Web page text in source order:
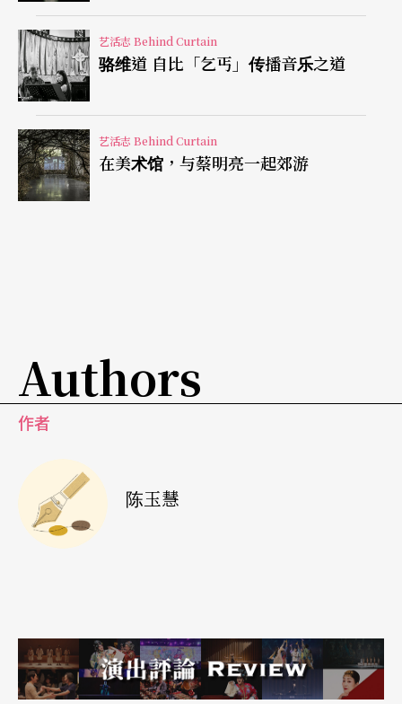
当然， 我后来也非常喜欢姬兰为威廉．佛塞（Willia
m Forsythe）演出的作品， 只要她在舞台上，我很
难不注意她，谁有那么长的腿，几乎像体操选手般
的精准度，完美的芭蕾舞训练，而又如此具现代舞
蹈风格的表现？
一九八三年，俄国芭蕾舞巨纽瑞耶夫出任巴黎歌剧
院的艺术总监，他遇见了十八岁的姬兰， 从此改变
《吉赛儿》和《天鹅湖》，不但造就自己的舞蹈事
业另一高峰，也成就了姬兰。
之后，便是争吵。纽瑞耶夫从来不打电话给任何
人，但他却经常半夜打电话给姬兰，有时乃至于咆
艺活志 Behind Curtain
骆维道 自比「乞丐」传播音乐之道
艺活志 Behind Curtain
在美术馆，与蔡明亮一起郊游
Authors
作者
陈玉慧